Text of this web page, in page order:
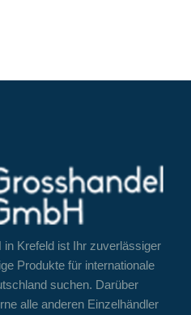
Krefeld ist Ihr zuverlässiger
Produkte für internationale
suchen. Darüber
alle anderen Einzelhändler